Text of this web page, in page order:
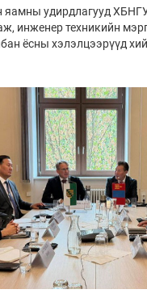
яамны удирдлагууд
инженер техникийн
ёсны хэлэлцээрүүд